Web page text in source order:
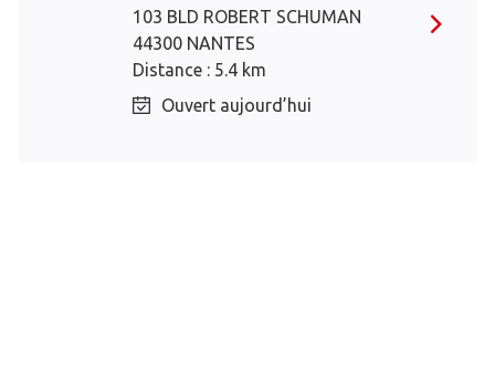
103 BLD ROBERT SCHUMAN
44300 NANTES
Distance : 5.4 km
Ouvert aujourd’hui